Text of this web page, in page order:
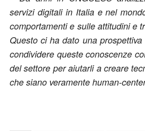
servizi digitali in Italia e nel
comportamenti e sulle attitudini e
Questo ci ha dato una
condividere queste conoscenze
del settore per aiutarli a creare
che siano veramente human-